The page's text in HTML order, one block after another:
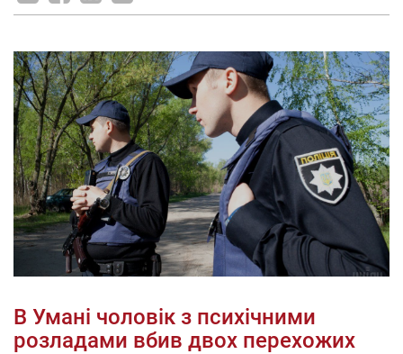
В Умані чоловік з психічними
розладами вбив двох перехожих